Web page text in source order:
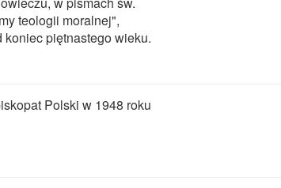
teologii moralnej",
piętnastego wieku.
Polski w 1948 roku